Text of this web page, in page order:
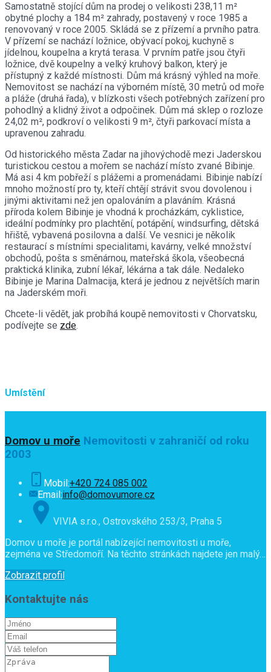
Samostatně stojící dům na prodej o velikosti 238,11 m²
obytné plochy a 184 m² zahrady, postavený v roce 1985 a
renovovaný v roce 2005. Skládá se z přízemí a prvního patra.
V přízemí se nachází ložnice, obývací pokoj, kuchyně s
jídelnou, koupelna a krytá terasa. V prvním patře jsou čtyři
ložnice, dvě koupelny a velký kruhový balkon, který je
přístupný z každé místnosti. Dům má krásný výhled na moře.
Nemovitost se nachází na výborném místě, 30 metrů od moře
a pláže (druhá řada), v blízkosti všech potřebných zařízení pro
pohodlný a klidný život a odpočinek. Dům má sklep o rozloze
24,02 m², podkroví o velikosti 9 m², čtyři parkovací místa a
upravenou zahradu.
Od historického města Zadar na jihovýchodě mezi Jaderskou
turistickou cestou a mořem se nachází místo zvané Bibinje.
Má asi 4 km pobřeží s plážemi a promenádami. Bibinje nabízí
mnoho možností pro ty, kteří chtějí strávit svou dovolenou i
jinými aktivitami než jen opalováním a plaváním. Krásná
příroda kolem Bibinje je vhodná k procházkám, cyklistice,
ideální podmínky pro plachtění, potápění, windsurfing, dětská
hřiště, vybavená posilovna a další. Ve vesnici je několik
restaurací s místními specialitami, kavárny, velké množství
obchodů, pošta s směnárnou, mateřská škola, všeobecná
praktická klinika, zubní lékař, lékárna a tak dále. Nedaleko
Bibinje je Marina Dalmacija, která je jednou z největších marin
na Jaderském moři.
Chcete-li vědět, jak probíhá koupě nemovitosti v Chorvatsku,
podívejte se zde.
Umístění
Domov u moře Nemovitosti v zahraničí od roku
2003
Mobil:+420 724 085 002
Email:info@domovumore.cz
VIVIA s.r.o., Ostrovského 253/3, Praha 5
Domov u moře je portál nabízející nemovitosti u moře,
zejména ve Středomoří. Na těchto stránkách najdete jen malý…
Zobrazit profil
Kontaktujte nás